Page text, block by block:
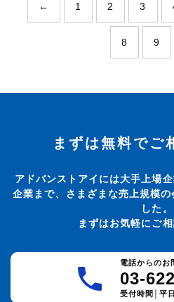
← 1 2 3
8 9
まずは無料でご
アドバンストアイには大手上場
企業まで、さまざまな売上規模
した。
まずはお気軽にご相
電話からのお
03-
受付時間│平